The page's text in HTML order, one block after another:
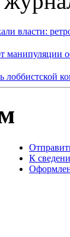
власти:
манипуляции
лоббистской
К